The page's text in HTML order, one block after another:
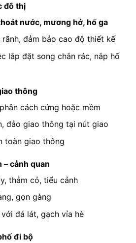
đô thị
nước, mương hở, hố ga
đảm bảo cao độ thiết kế
lắp đặt song chắn rác, nắp hố
thông
cách cứng hoặc mềm
đảo giao thông tại nút giao
toàn giao thông
– cảnh quan
thảm cỏ, tiểu cảnh
gọn gàng
đá lát, gạch vỉa hè
đi bộ